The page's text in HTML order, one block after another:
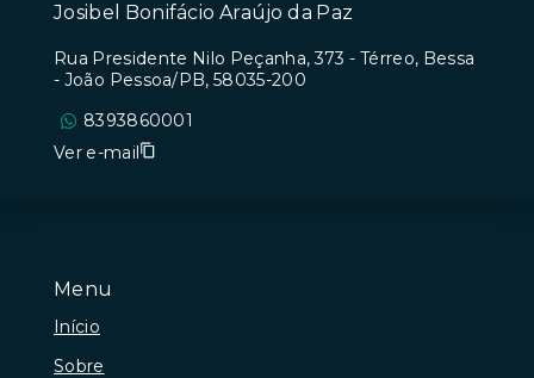
Menu
Início
Sobre
Josibel Bonifácio Araújo da Paz
Rua Presidente Nilo Peçanha, 373 - Térreo, Bessa
- João Pessoa/PB, 58035-200
8393860001
Ver e-mail